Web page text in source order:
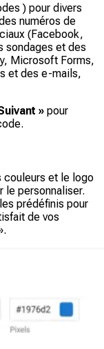
) pour divers
numéros de
(Facebook,
sondages et des
Microsoft Forms,
et des e-mails,
» pour
couleurs et le logo
le personnaliser.
prédéfinis pour
de vos